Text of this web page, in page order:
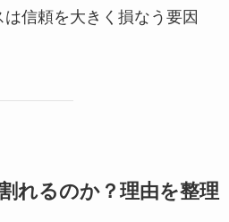
信頼を大きく損なう要因
れるのか？理由を整理